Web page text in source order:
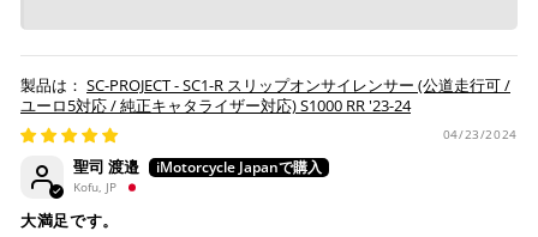
SC-PROJECT - SC1-R スリップオンサイレンサー (公道走行可 /
ユーロ5対応 / 純正キャタライザー対応) S1000 RR '23-24
04/23/2024
聖司 渡邉
Kofu, JP
大満足です。